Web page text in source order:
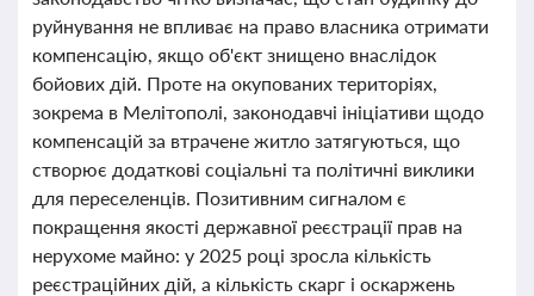
руйнування не впливає на право власника отримати
компенсацію, якщо об'єкт знищено внаслідок
бойових дій. Проте на окупованих територіях,
зокрема в Мелітополі, законодавчі ініціативи щодо
компенсацій за втрачене житло затягуються, що
створює додаткові соціальні та політичні виклики
для переселенців. Позитивним сигналом є
покращення якості державної реєстрації прав на
нерухоме майно: у 2025 році зросла кількість
реєстраційних дій, а кількість скарг і оскаржень